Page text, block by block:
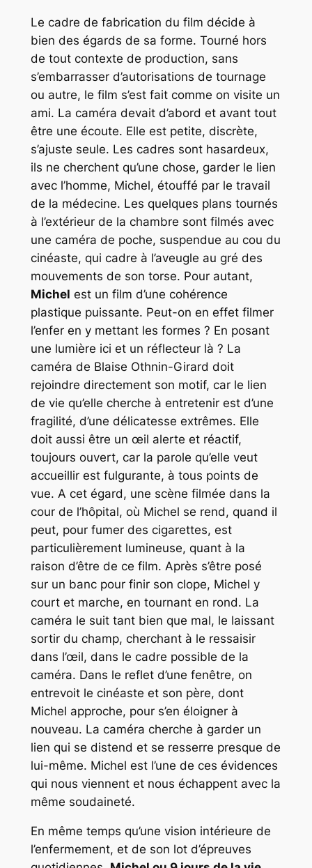
Le cadre de fabrication du film décide à
bien des égards de sa forme. Tourné hors
de tout contexte de production, sans
s’embarrasser d’autorisations de tournage
ou autre, le film s’est fait comme on visite un
ami. La caméra devait d’abord et avant tout
être une écoute. Elle est petite, discrète,
s’ajuste seule. Les cadres sont hasardeux,
ils ne cherchent qu’une chose, garder le lien
avec l’homme, Michel, étouffé par le travail
de la médecine. Les quelques plans tournés
à l’extérieur de la chambre sont filmés avec
une caméra de poche, suspendue au cou du
cinéaste, qui cadre à l’aveugle au gré des
mouvements de son torse. Pour autant,
Michel est un film d’une cohérence
plastique puissante. Peut-on en effet filmer
l’enfer en y mettant les formes ? En posant
une lumière ici et un réflecteur là ? La
caméra de Blaise Othnin-Girard doit
rejoindre directement son motif, car le lien
de vie qu’elle cherche à entretenir est d’une
fragilité, d’une délicatesse extrêmes. Elle
doit aussi être un œil alerte et réactif,
toujours ouvert, car la parole qu’elle veut
accueillir est fulgurante, à tous points de
vue. A cet égard, une scène filmée dans la
cour de l’hôpital, où Michel se rend, quand il
peut, pour fumer des cigarettes, est
particulièrement lumineuse, quant à la
raison d’être de ce film. Après s’être posé
sur un banc pour finir son clope, Michel y
court et marche, en tournant en rond. La
caméra le suit tant bien que mal, le laissant
sortir du champ, cherchant à le ressaisir
dans l’œil, dans le cadre possible de la
caméra. Dans le reflet d’une fenêtre, on
entrevoit le cinéaste et son père, dont
Michel approche, pour s’en éloigner à
nouveau. La caméra cherche à garder un
lien qui se distend et se resserre presque de
lui-même. Michel est l’une de ces évidences
qui nous viennent et nous échappent avec la
même soudaineté.
En même temps qu’une vision intérieure de
l’enfermement, et de son lot d’épreuves